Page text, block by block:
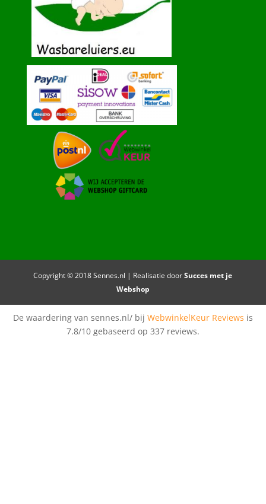
Copyright © 2018 Sennes.nl | Realisatie doorSucces met je
Webshop
De waardering van sennes.nl/ bij WebwinkelKeur Reviews is
7.8/10 gebaseerd op 337 reviews.